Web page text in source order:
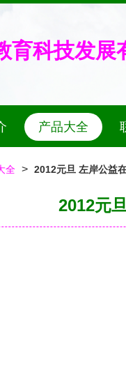
育科技发展
产品大全
全 > 2012元旦 左岸公益
2012元